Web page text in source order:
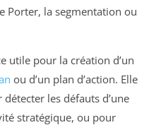
Porter, la segmentation ou
utile pour la création d’un
ou d’un plan d’action. Elle
les défauts d’une
stratégique, ou pour